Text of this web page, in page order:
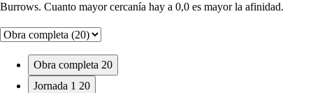
Burrows. Cuanto mayor cercanía hay a 0,0 es mayor la afinidad.
Obra completa 20
Jornada 1 20